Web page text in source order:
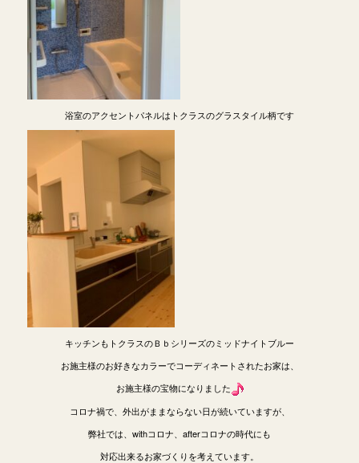
浴室のアクセントパネルはトクラスのグラスタイル柄です
キッチンもトクラスのＢｂシリーズのミッドナイトブルー
お施主様のお好きなカラーでコーディネートされたお家は、
お施主様の宝物になりました
コロナ禍で、外出がままならない日が続いていますが、
弊社では、withコロナ、afterコロナの時代にも
対応出来るお家づくりを考えています。